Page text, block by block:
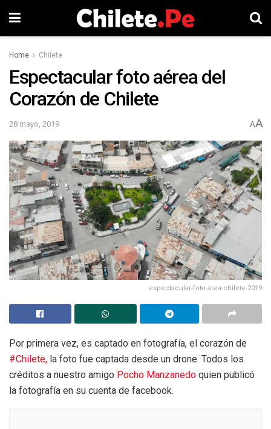
Home Chilete
Espectacular foto aérea del
Corazón de Chilete
28 mayo, 2019 AA
espectacular-foto-area-chilete-2019
Por primera vez, es captado en fotografía, el corazón de
#Chilete, la foto fue captada desde un drone. Todos los
créditos a nuestro amigo Pocho Manzanedo quien publicó
la fotografía en su cuenta de facebook.